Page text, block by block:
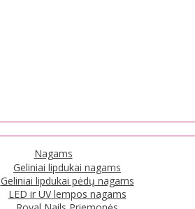
Nagams
Geliniai lipdukai nagams
Geliniai lipdukai pėdų nagams
LED ir UV lempos nagams